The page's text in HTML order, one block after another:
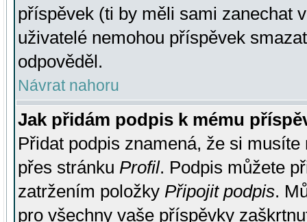
příspěvek (ti by měli sami zanechat
uživatelé nemohou příspěvek
odpověděl.
Návrat nahoru
Jak přidám podpis k mému
Přidat podpis znamená, že si
přes stránku Profil. Podpis můžete
zatržením položky Připojit podpis.
pro všechny vaše příspěvky